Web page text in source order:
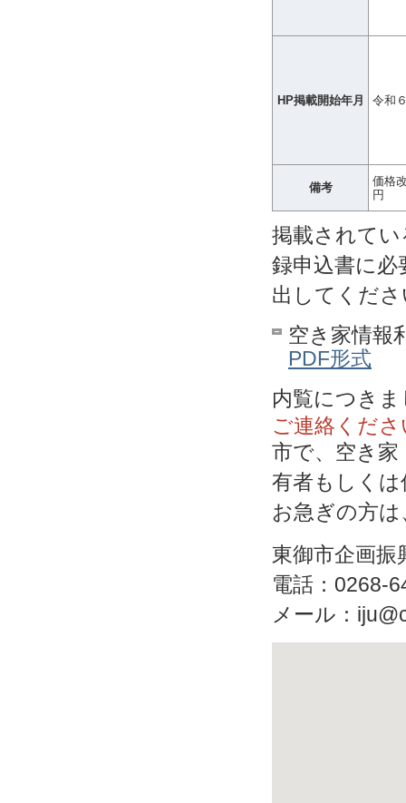
HP掲載開始年月 令和
備考
価格
円
掲載されて
録申込書に必
出してくだ
空き家情
PDF形式
内覧につき
ご連絡くださ
市で、空き家
有者もしく
お急ぎの方
東御市企画
電話：0268-
メール：